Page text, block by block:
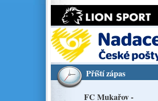
Příští zápas
FC Mukařov -